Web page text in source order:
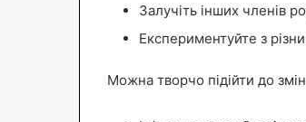
Залучіть інших членів
Експериментуйте з
Можна творчо підійти до